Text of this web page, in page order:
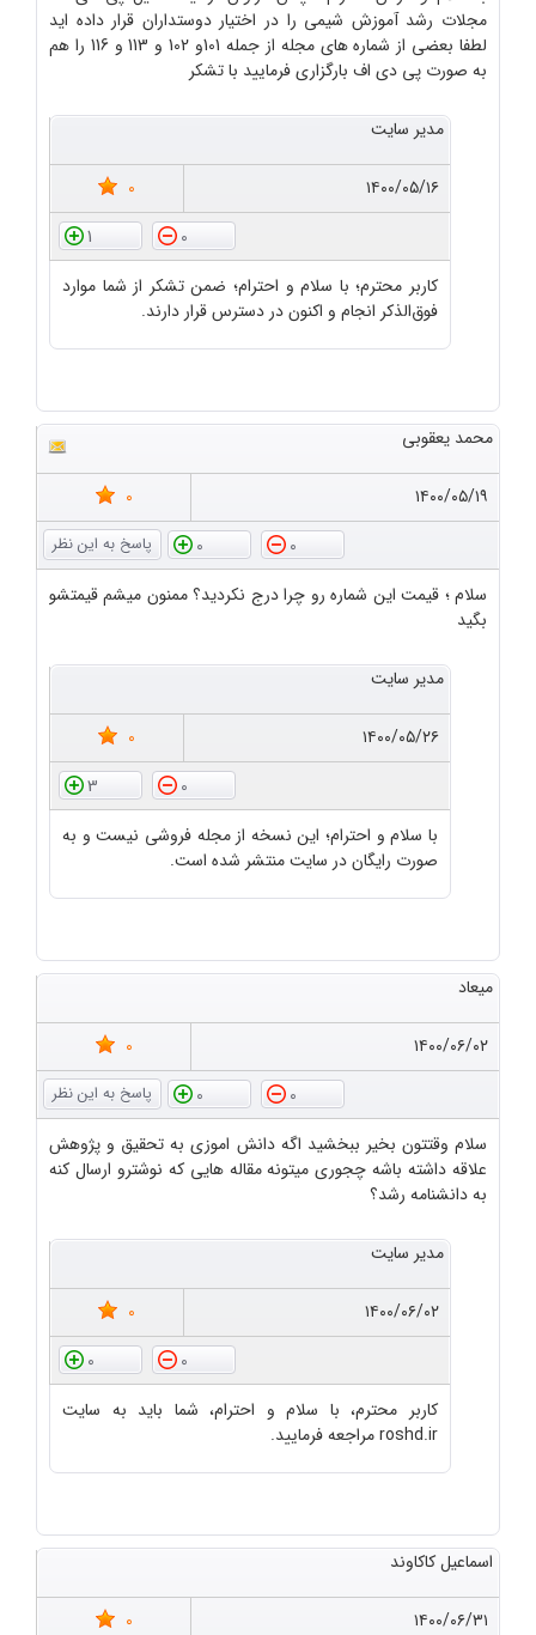
مجلات رشد آموزش شیمی را در اختیار دوستداران قرار داده اید
لطفا بعضی از شماره های مجله از جمله 101و 102 و 113 و 116 را هم
به صورت پی دی اف بارگزاری فرمایید با تشکر
مدیر سایت
۱۴۰۰/۰۵/۱۶
0
0
1
کاربر محترم؛ با سلام و احترام؛ ضمن تشکر از شما موارد
فوق‌الذکر انجام و اکنون در دسترس قرار دارند.
محمد یعقوبی
۱۴۰۰/۰۵/۱۹
0
0
0
سلام ؛ قیمت این شماره رو چرا درج نکردید؟ ممنون میشم قیمتشو
بگید
مدیر سایت
۱۴۰۰/۰۵/۲۶
0
0
3
با سلام و احترام؛ این نسخه از مجله فروشی نیست و به
صورت رایگان در سایت منتشر شده است.
میعاد
۱۴۰۰/۰۶/۰۲
0
0
0
سلام وقتتون بخیر ببخشید اگه دانش اموزی به تحقیق و پژوهش
علاقه داشته باشه چجوری میتونه مقاله هایی که نوشترو ارسال کنه
به دانشنامه رشد؟
مدیر سایت
۱۴۰۰/۰۶/۰۲
0
0
0
کاربر محترم، با سلام و احترام، شما باید به سایت
roshd.ir مراجعه فرمایید.
اسماعیل کاکاوند
۱۴۰۰/۰۶/۳۱
0